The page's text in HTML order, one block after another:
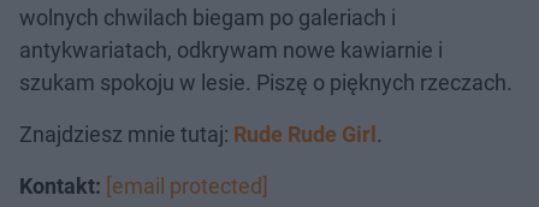
wolnych chwilach biegam po galeriach i
antykwariatach, odkrywam nowe kawiarnie i
szukam spokoju w lesie. Piszę o pięknych rzeczach.
Znajdziesz mnie tutaj: Rude Rude Girl .
Kontakt: [email protected]